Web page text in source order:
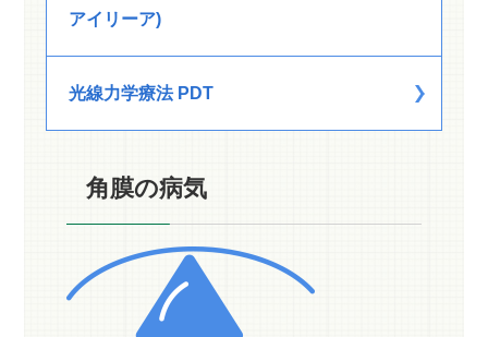
アイリーア)
光線力学療法 PDT
角膜の病気